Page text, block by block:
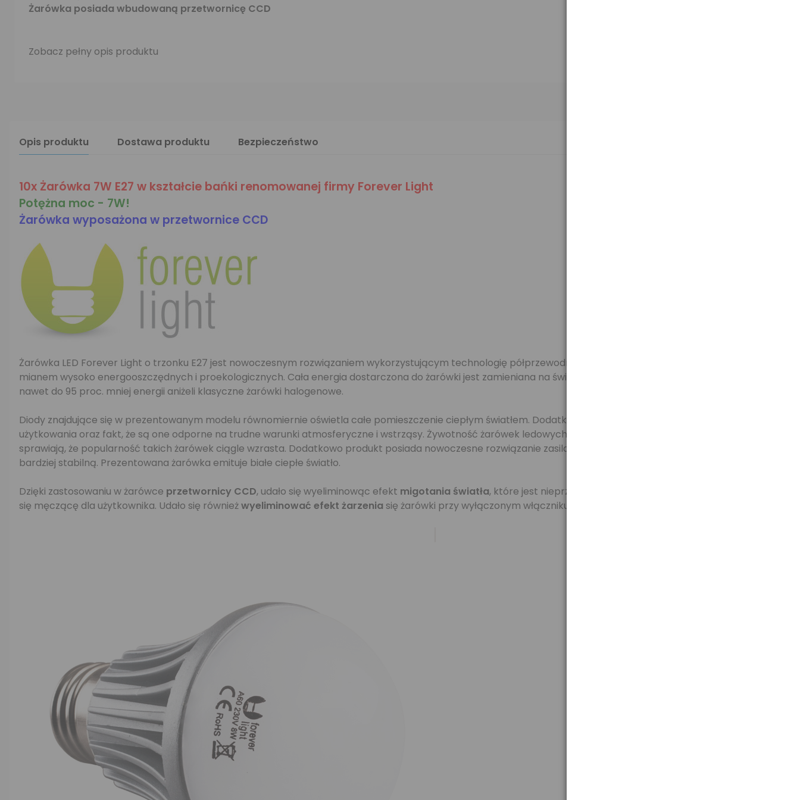
Żarówka posiada wbudowaną przetwornicę CCD
Zobacz pełny opis produktu
Opis produktu Dostawa produktu Bezpieczeństwo
10x Żarówka 7W E27 w kształcie bańki renomowanej firmy Forever Light
Potężna moc - 7W!
Żarówka wyposażona w przetwornice CCD
Żarówka LED Forever Light o trzonku E27 jest nowoczesnym rozwiązaniem wykorzystującym technologię półprzewodnikowych diod ledowych, które określane są
mianem wysoko energooszczędnych i proekologicznych. Cała energia dostarczona do żarówki jest zamieniana na światło. Żarówki ledowe mogą zatem pobierać
nawet do 95 proc. mniej energii aniżeli klasyczne żarówki halogenowe.
Diody znajdujące się w prezentowanym modelu równomiernie oświetla całe pomieszczenie ciepłym światłem. Dodatkową zaletą żarówek ledowych jest długi czas
użytkowania oraz fakt, że są one odporne na trudne warunki atmosferyczne i wstrząsy. Żywotność żarówek ledowych szacowana jest na 50 000 godzin. Cechy te
sprawiają, że popularność takich żarówek ciągle wzrasta. Dodatkowo produkt posiada nowoczesne rozwiązanie zasilania wewnętrz żarówki, co czynią ją jeszcze
bardziej stabilną. Prezentowana żarówka emituje białe ciepłe światło.
Dzięki zastosowaniu w żarówce przetwornicy CCD, udało się wyeliminowąc efekt migotania światła, które jest nieprzyjemne dla oka oraz w dłuższym okresie staje
się męczącę dla użytkownika. Udało się równieżwyeliminować efekt żarzenia się żarówki przy wyłączonym włączniku światła.